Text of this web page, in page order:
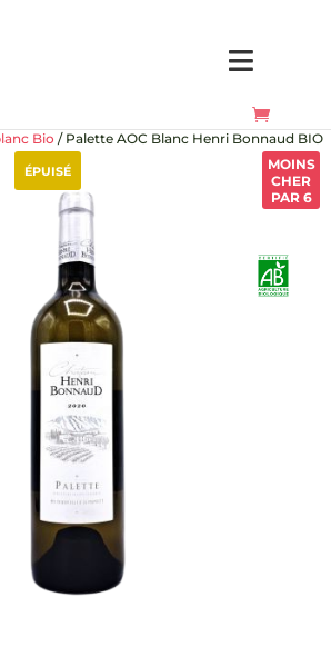
Bio / Palette AOC Blanc Henri Bonnaud BIO
MOINS
CHER
PAR 6
ÉPUISÉ